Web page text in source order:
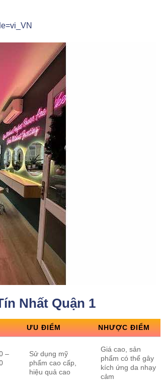
Nhất Quận 1
ƯU ĐIỂM NHƯỢC ĐIỂM
–
Sử dụng mỹ
phẩm cao cấp,
hiệu quả cao
Giá cao, sản
phẩm có thể gây
kích ứng da nhạy
cảm